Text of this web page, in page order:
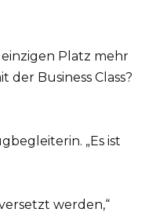
einzigen Platz mehr
der Business Class?
„Es ist
werden,“